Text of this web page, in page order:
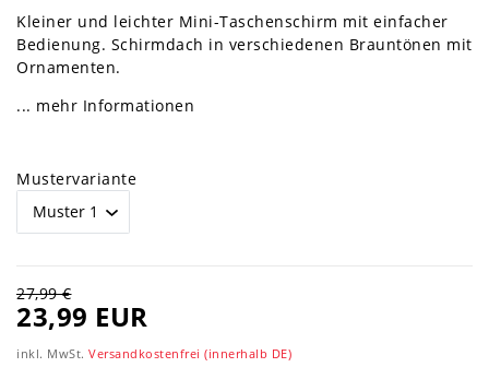
Kleiner und leichter Mini-Taschenschirm mit einfacher
Bedienung. Schirmdach in verschiedenen Brauntönen mit
Ornamenten.
... mehr Informationen
Mustervariante
27,99 €
23,99 EUR
inkl. MwSt. Versandkostenfrei (innerhalb DE)